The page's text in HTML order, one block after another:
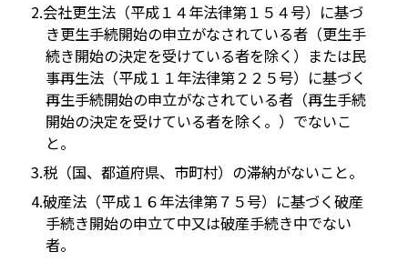
会社更生法（平成１４年法律第１５４号）に基づ
き更生手続開始の申立がなされている者（更生手
続き開始の決定を受けている者を除く）または民
事再生法（平成１１年法律第２２５号）に基づく
再生手続開始の申立がなされている者（再生手続
開始の決定を受けている者を除く。）でないこ
と。
税（国、都道府県、市町村）の滞納がないこと。
破産法（平成１６年法律第７５号）に基づく破産
手続き開始の申立て中又は破産手続き中でない
者。